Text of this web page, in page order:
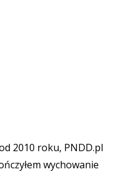
2010 roku, PNDD.pl
wychowanie